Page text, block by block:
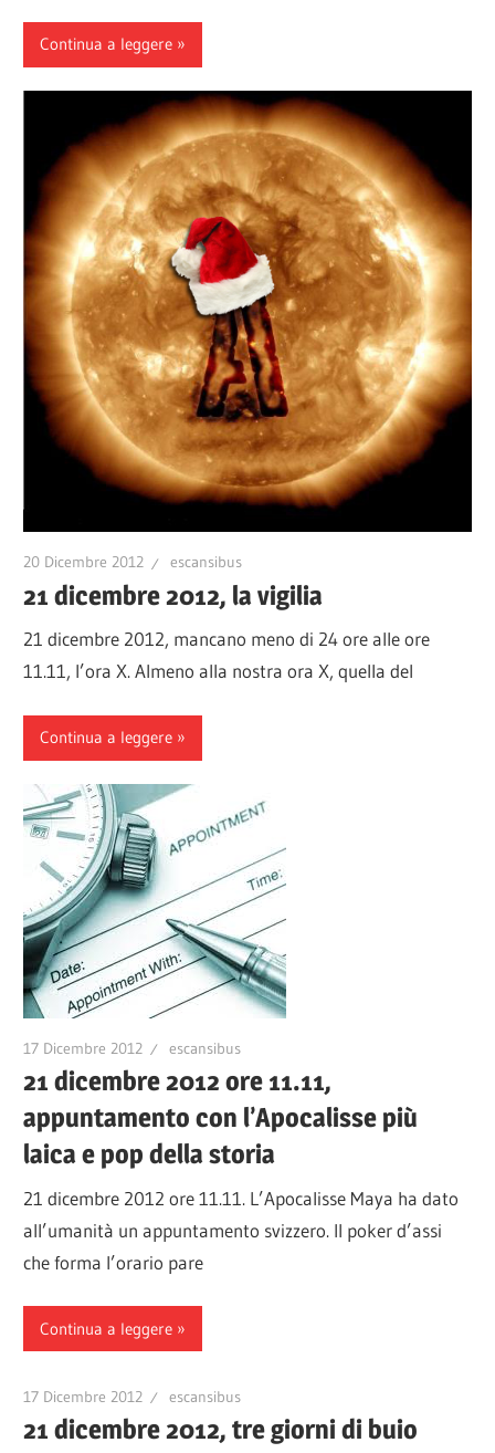
Continua a leggere
20 Dicembre 2012 escansibus
21 dicembre 2012, la vigilia
21 dicembre 2012, mancano meno di 24 ore alle ore
11.11, l’ora X. Almeno alla nostra ora X, quella del
Continua a leggere
17 Dicembre 2012 escansibus
21 dicembre 2012 ore 11.11,
appuntamento con l’Apocalisse più
laica e pop della storia
21 dicembre 2012 ore 11.11. L’Apocalisse Maya ha dato
all’umanità un appuntamento svizzero. Il poker d’assi
che forma l’orario pare
Continua a leggere
17 Dicembre 2012 escansibus
21 dicembre 2012, tre giorni di buio